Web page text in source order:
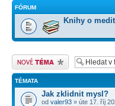
FÓRUM
Knihy o
Odeslat nové téma
TÉMATA
Jak zklidnit mysl?
od valer93 » úte 17. říj